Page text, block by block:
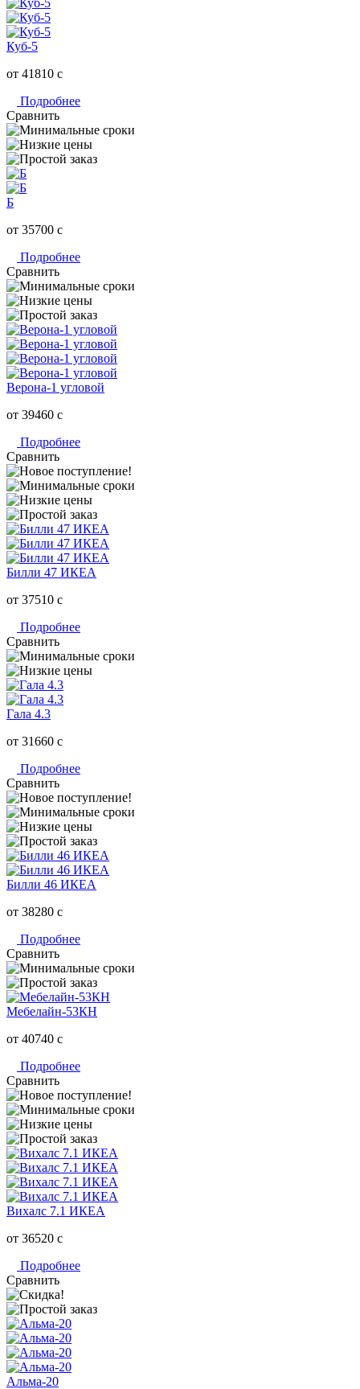
Куб-5
от 41810 c
Подробнее
Сравнить
Б
от 35700 c
Подробнее
Сравнить
Верона-1 угловой
от 39460 c
Подробнее
Сравнить
Билли 47 ИКЕА
от 37510 c
Подробнее
Сравнить
Гала 4.3
от 31660 c
Подробнее
Сравнить
Билли 46 ИКЕА
от 38280 c
Подробнее
Сравнить
Мебелайн-53КН
от 40740 c
Подробнее
Сравнить
Вихалс 7.1 ИКЕА
от 36520 c
Подробнее
Сравнить
Альма-20